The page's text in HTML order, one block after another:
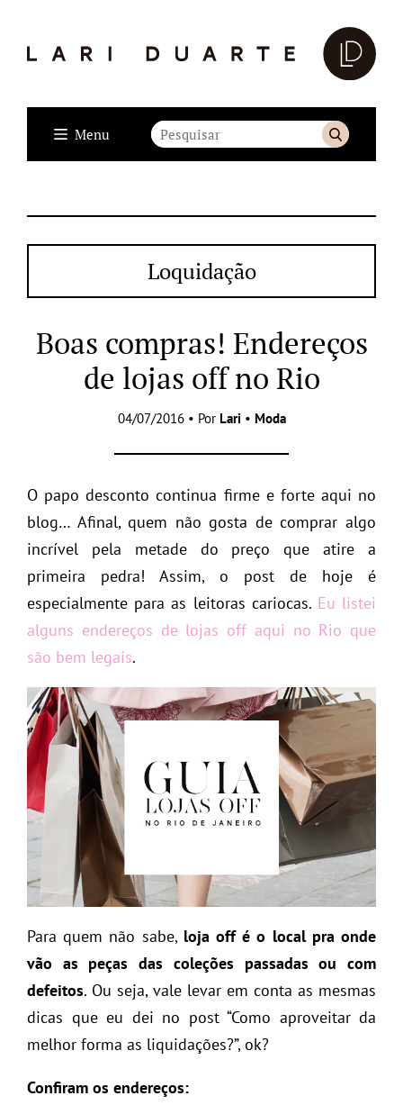
Menu
Loquidação
Boas compras! Endereços
de lojas off no Rio
04/07/2016 • Por Lari • Moda
O papo desconto continua firme e forte aqui no
blog… Afinal, quem não gosta de comprar algo
incrível pela metade do preço que atire a
primeira pedra! Assim, o post de hoje é
especialmente para as leitoras cariocas. Eu listei
alguns endereços de lojas off aqui no Rio que
são bem legais.
Para quem não sabe, loja off é o local pra onde
vão as peças das coleções passadas ou com
defeitos. Ou seja, vale levar em conta as mesmas
dicas que eu dei no post “Como aproveitar da
melhor forma as liquidações?”, ok?
Confiram os endereços: